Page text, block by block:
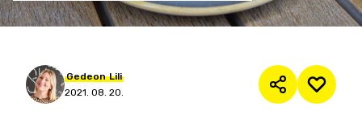
Gedeon Lili
2021. 08. 20.